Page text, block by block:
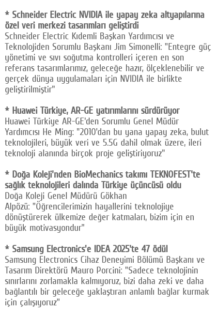
* Schneider Electric NVIDIA ile yapay zeka altyapılarına
özel veri merkezi tasarımları geliştirdi
Schneider Electric Kıdemli Başkan Yardımcısı ve
Teknolojiden Sorumlu Başkanı Jim Simonelli: "Entegre güç
yönetimi ve sıvı soğutma kontrolleri içeren en son
referans tasarımlarımız, geleceğe hazır, ölçeklenebilir ve
gerçek dünya uygulamaları için NVIDIA ile birlikte
geliştirilmiştir"
* Huawei Türkiye, AR-GE yatırımlarını sürdürüyor
Huawei Türkiye AR-GE'den Sorumlu Genel Müdür
Yardımcısı He Ming: "2010'dan bu yana yapay zeka, bulut
teknolojileri, büyük veri ve 5.5G dahil olmak üzere, ileri
teknoloji alanında birçok proje geliştiriyoruz"
* Doğa Koleji'nden BioMechanics takımı TEKNOFEST'te
sağlık teknolojileri dalında Türkiye üçüncüsü oldu
Doğa Koleji Genel Müdürü Gökhan
Alpözü: "Öğrencilerimizin hayallerini teknolojiye
dönüştürerek ülkemize değer katmaları, bizim için en
büyük motivasyondur"
* Samsung Electronics'e IDEA 2025'te 47 ödül
Samsung Electronics Cihaz Deneyimi Bölümü Başkanı ve
Tasarım Direktörü Mauro Porcini: "Sadece teknolojinin
sınırlarını zorlamakla kalmıyoruz, bizi daha zeki ve daha
bağlantılı bir geleceğe yaklaştıran anlamlı bağlar kurmak
için çalışıyoruz"